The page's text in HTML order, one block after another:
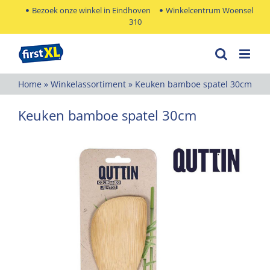
Bezoek onze winkel in Eindhoven
Winkelcentrum Woensel
310
Home » Winkelassortiment » Keuken bamboe spatel 30cm
Keuken bamboe spatel 30cm